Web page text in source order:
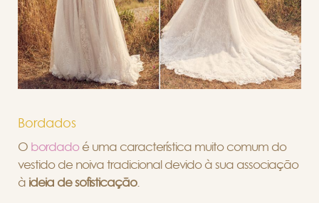
Bordados
O bordadoé uma característica muito comum do
vestido de noiva tradicional devido à sua associação
à ideia de sofisticação.